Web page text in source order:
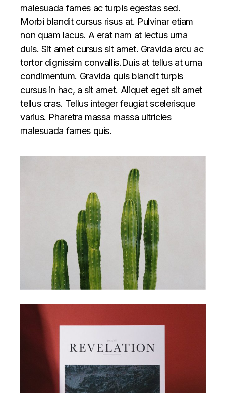
malesuada fames ac turpis egestas sed.
Morbi blandit cursus risus at. Pulvinar etiam
non quam lacus. A erat nam at lectus urna
duis. Sit amet cursus sit amet. Gravida arcu ac
tortor dignissim convallis.Duis at tellus at urna
condimentum. Gravida quis blandit turpis
cursus in hac, a sit amet. Aliquet eget sit amet
tellus cras. Tellus integer feugiat scelerisque
varius. Pharetra massa massa ultricies
malesuada fames quis.